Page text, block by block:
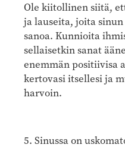
Ole kiitollinen siitä,
ja lauseita, joita
sanoa. Kunnioita
sellaisetkin sanat
enemmän positiivisa
kertovasi itsellesi ja
harvoin.
5. Sinussa on